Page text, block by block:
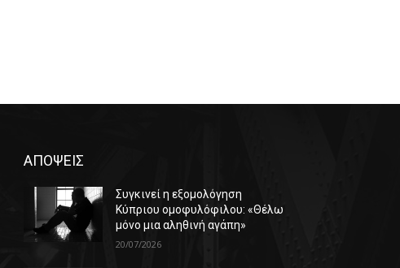
ΑΠΟΨΕΙΣ
Συγκινεί η εξομολόγηση
Κύπριου ομοφυλόφιλου: «Θέλω
μόνο μια αληθινή αγάπη»
20/07/2026